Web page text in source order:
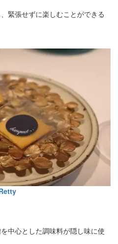
緊張せずに楽しむことができる
中心とした調味料が隠し味に使